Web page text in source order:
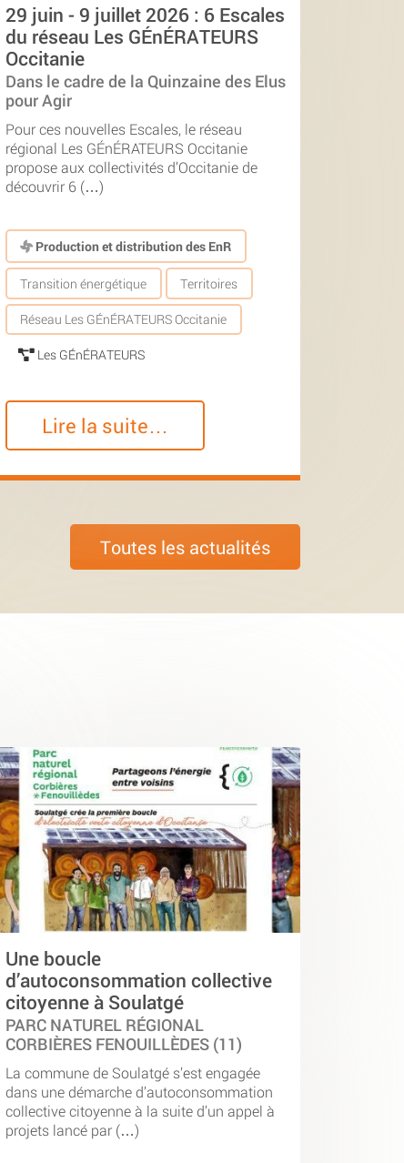
29 juin - 9 juillet 2026 : 6 Escales
du réseau Les GÉnÉRATEURS
Occitanie
Dans le cadre de la Quinzaine des Elus
pour Agir
Pour ces nouvelles Escales, le réseau
régional Les GÉnÉRATEURS Occitanie
propose aux collectivités d’Occitanie de
découvrir 6 (…)
Production et distribution des EnR
Transition énergétique Territoires
Réseau Les GÉnÉRATEURS Occitanie
Les GÉnÉRATEURS
Lire la suite…
Toutes les actualités
Une boucle
d’autoconsommation collective
citoyenne à Soulatgé
PARC NATUREL RÉGIONAL
CORBIÈRES FENOUILLÈDES (11)
La commune de Soulatgé s’est engagée
dans une démarche d’autoconsommation
collective citoyenne à la suite d’un appel à
projets lancé par (…)